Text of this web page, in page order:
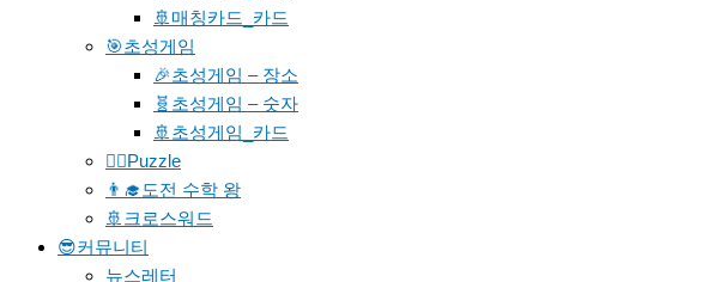
🚢매칭카드_카드
🎯초성게임
🎉초성게임 – 장소
🧬초성게임 – 숫자
🚢초성게임_카드
🧗‍♀️Puzzle
👨‍🎓도전 수학 왕
🚢크로스워드
😎커뮤니티
뉴스레터